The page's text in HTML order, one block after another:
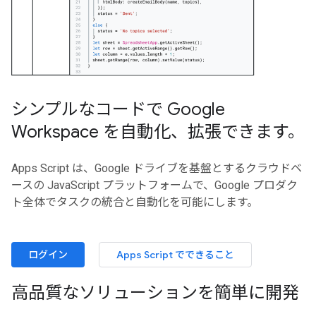
シンプルなコードで Google
Workspace を自動化、拡張できます。
Apps Script は、Google ドライブを基盤とするクラウドベ
ースの JavaScript プラットフォームで、Google プロダク
ト全体でタスクの統合と自動化を可能にします。
ログイン Apps Script でできること
高品質なソリューションを簡単に開発